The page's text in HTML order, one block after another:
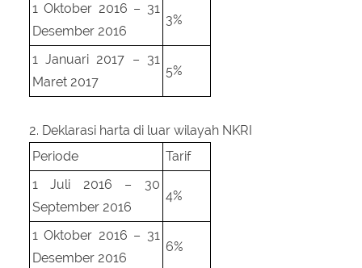
1 Oktober 2016 – 31
Desember 2016
3%
1 Januari 2017 – 31
Maret 2017
5%
2. Deklarasi harta di luar wilayah NKRI
Periode
Tarif
1 Juli 2016 – 30
September 2016
4%
1 Oktober 2016 – 31
Desember 2016
6%